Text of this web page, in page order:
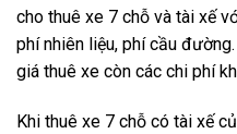
cho thuê xe 7 chỗ và tài xế
phí nhiên liệu, phí cầu
giá thuê xe còn các chi phí
Khi thuê xe 7 chỗ có tài xế